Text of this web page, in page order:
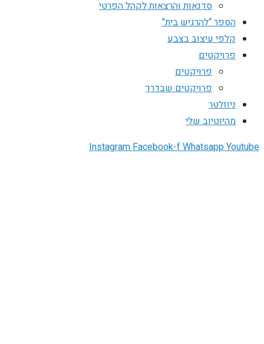
סדנאות והרצאות לקהל הפרטי
הספר “להרגיש בית”
קלפי עיצוב בצבע
פרויקטים
פרויקטים
פרויקטים שבדרך
ניוזלטר
מהיוטיוב שלי
InstagramFacebook-fWhatsappYoutube